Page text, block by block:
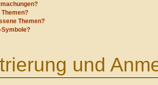
Themen?
Symbole?
und